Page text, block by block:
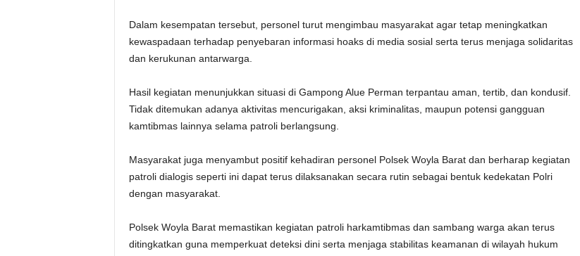
Dalam kesempatan tersebut, personel turut mengimbau masyarakat agar tetap meningkatkan
kewaspadaan terhadap penyebaran informasi hoaks di media sosial serta terus menjaga solidaritas
dan kerukunan antarwarga.
Hasil kegiatan menunjukkan situasi di Gampong Alue Perman terpantau aman, tertib, dan kondusif.
Tidak ditemukan adanya aktivitas mencurigakan, aksi kriminalitas, maupun potensi gangguan
kamtibmas lainnya selama patroli berlangsung.
Masyarakat juga menyambut positif kehadiran personel Polsek Woyla Barat dan berharap kegiatan
patroli dialogis seperti ini dapat terus dilaksanakan secara rutin sebagai bentuk kedekatan Polri
dengan masyarakat.
Polsek Woyla Barat memastikan kegiatan patroli harkamtibmas dan sambang warga akan terus
ditingkatkan guna memperkuat deteksi dini serta menjaga stabilitas keamanan di wilayah hukum